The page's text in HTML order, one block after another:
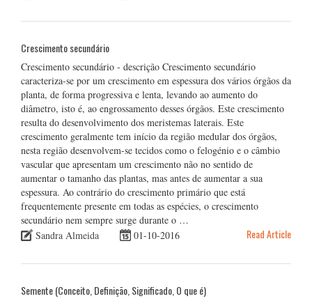
Crescimento secundário
Crescimento secundário - descrição Crescimento secundário
caracteriza-se por um crescimento em espessura dos vários órgãos da
planta, de forma progressiva e lenta, levando ao aumento do
diâmetro, isto é, ao engrossamento desses órgãos. Este crescimento
resulta do desenvolvimento dos meristemas laterais. Este
crescimento geralmente tem início da região medular dos órgãos,
nesta região desenvolvem-se tecidos como o felogénio e o câmbio
vascular que apresentam um crescimento não no sentido de
aumentar o tamanho das plantas, mas antes de aumentar a sua
espessura. Ao contrário do crescimento primário que está
frequentemente presente em todas as espécies, o crescimento
secundário nem sempre surge durante o …
Sandra Almeida
01-10-2016 Read Article
Semente (Conceito, Definição, Significado, O que é)